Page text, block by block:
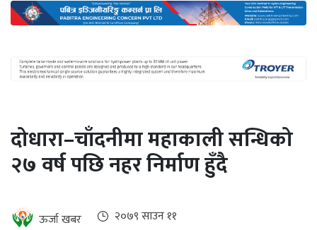
ऊर्जा
दक्षता
खबर
हरित
इभी
दोधारा–चाँदनीमा महाकाली सन्धिको
२७ वर्ष पछि नहर निर्माण हुँदै
ऊर्जा खबर २०७९ साउन ११